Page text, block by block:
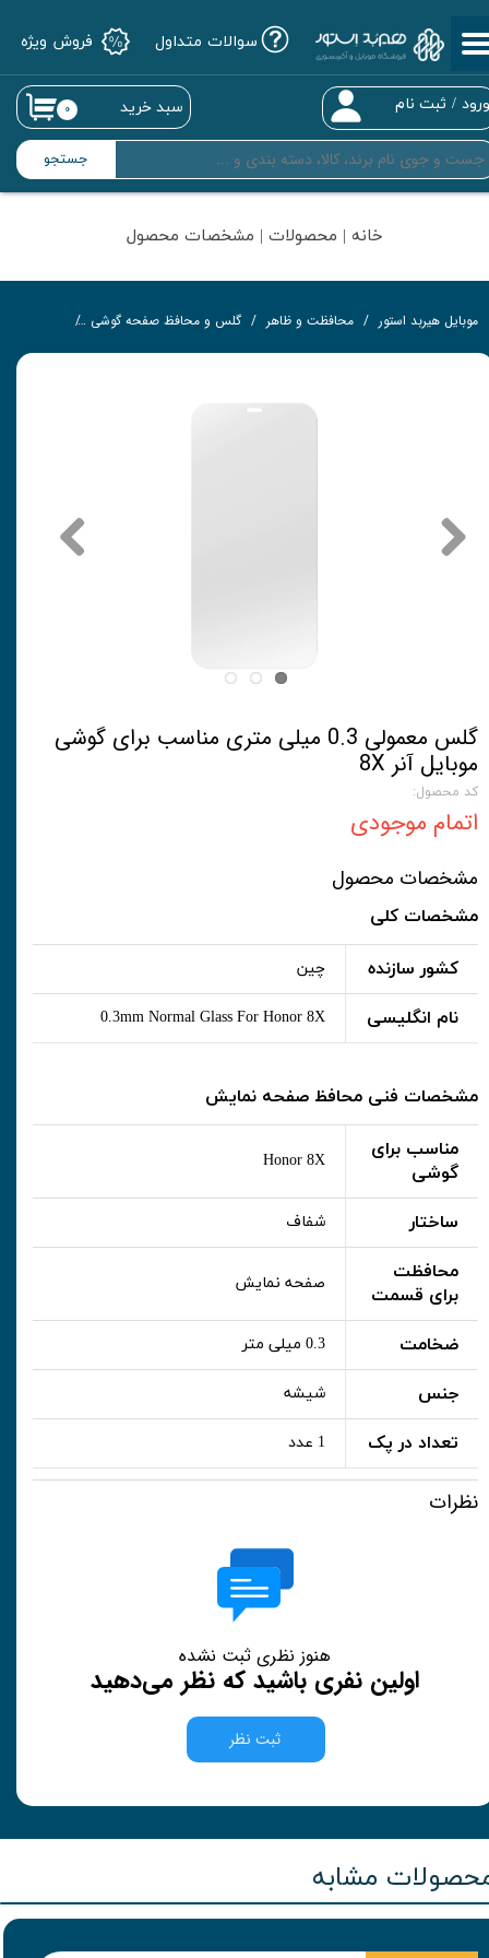
جستجو
/ ثبت نام
حساب کاربری من
تغییر گذر واژه
سفارشات
خروج از حساب کاربری
۰ سبد خرید
سوالات متداول فروش ویژه
خانه | محصولات | مشخصات محصول
موبایل هیربد استور محافظت و ظاهر گلس و محافظ صفحه گوشی
گلس معمولی 0.3 میلی متری مناسب برای گوشی
موبایل آنر 8X
کد محصول:
اتمام موجودی
مشخصات محصول
مشخصات کلی
کشور سازنده چین
نام انگلیسی 0.3mm Normal Glass For Honor 8X
مشخصات فنی محافظ صفحه نمایش
مناسب برای
گوشی
Honor 8X
ساختار شفاف
محافظت
برای قسمت
صفحه نمایش
ضخامت 0.3 میلی متر
جنس شیشه
تعداد در پک 1 عدد
نظرات
هنوز نظری ثبت نشده
اولین نفری باشید که نظر می‌دهید
ثبت نظر
مشابه